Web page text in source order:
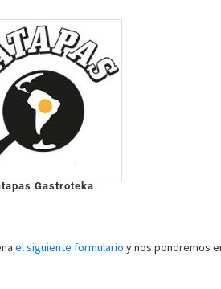
Gastroteka
el siguiente formulario y nos pondremos